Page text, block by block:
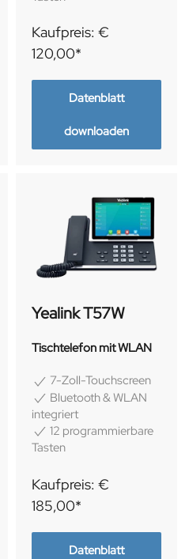
Kaufpreis: €
120,00*
Datenblatt
downloaden
Yealink T57W
Tischtelefon mit WLAN
7-Zoll-Touchscreen
Bluetooth & WLAN
integriert
12 programmierbare
Tasten
Kaufpreis: €
185,00*
Datenblatt